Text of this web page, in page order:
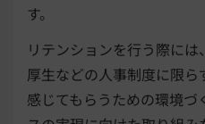
す。
リテンションを行う際に
厚生などの人事制度に限
感じてもらうための環境